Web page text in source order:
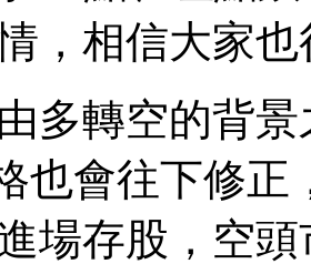
，相信大家
多轉空的背
也會往下修
場存股，空